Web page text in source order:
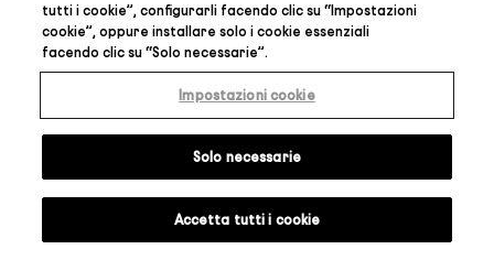
tutti i cookie”, configurarli facendo clic su “Impostazioni
cookie”, oppure installare solo i cookie essenziali
facendo clic su “Solo necessarie”.
Impostazioni cookie
Solo necessarie
Accetta tutti i cookie